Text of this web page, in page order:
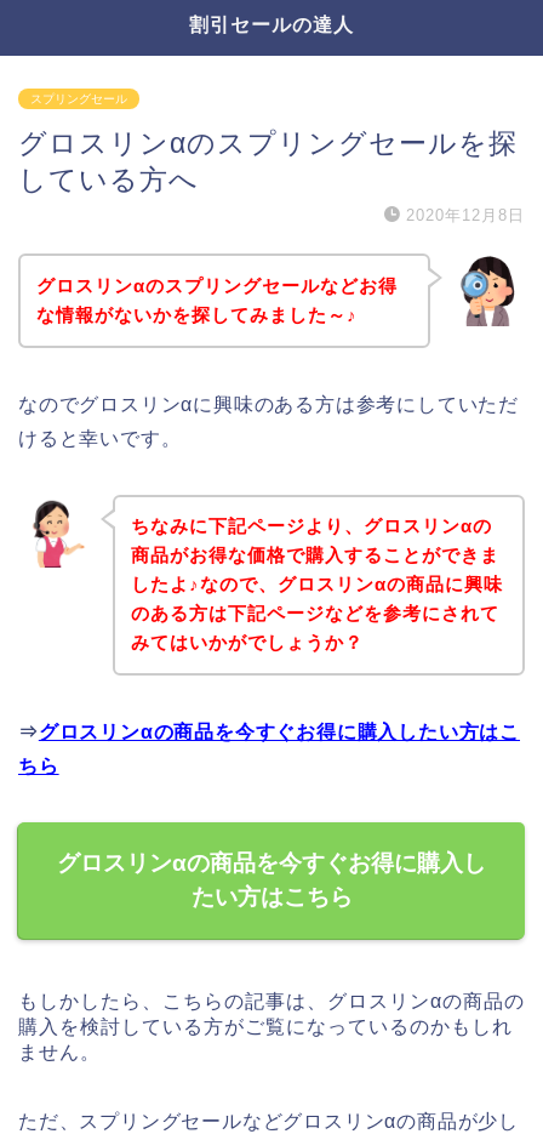
割引セールの達人
スプリングセール
グロスリンαのスプリングセールを探
している方へ
2020年12月8日
グロスリンαのスプリングセールなどお得
な情報がないかを探してみました～♪
なのでグロスリンαに興味のある方は参考にしていただ
けると幸いです。
ちなみに下記ページより、グロスリンαの
商品がお得な価格で購入することができま
したよ♪なので、グロスリンαの商品に興味
のある方は下記ページなどを参考にされて
みてはいかがでしょうか？
⇒グロスリンαの商品を今すぐお得に購入したい方はこ
ちら
グロスリンαの商品を今すぐお得に購入し
たい方はこちら
もしかしたら、こちらの記事は、グロスリンαの商品の
購入を検討している方がご覧になっているのかもしれ
ません。
ただ、スプリングセールなどグロスリンαの商品が少し